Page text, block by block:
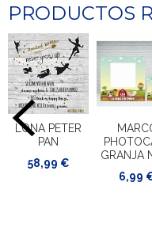
PRODUCTOS
LONA PETER
PAN
58,99 €
GRANJA
6,99